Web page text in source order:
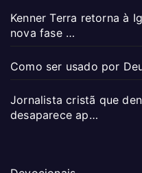
Kenner Terra retorna à
nova fase …
Como ser usado por
Jornalista cristã que
desaparece ap…